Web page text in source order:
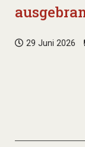
29 Juni 2026